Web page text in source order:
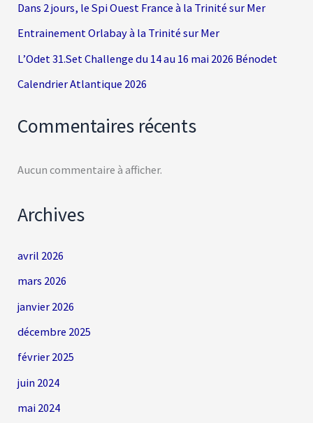
Dans 2 jours, le Spi Ouest France à la Trinité sur Mer
Entrainement Orlabay à la Trinité sur Mer
L’Odet 31.Set Challenge du 14 au 16 mai 2026 Bénodet
Calendrier Atlantique 2026
Commentaires récents
Aucun commentaire à afficher.
Archives
avril 2026
mars 2026
janvier 2026
décembre 2025
février 2025
juin 2024
mai 2024